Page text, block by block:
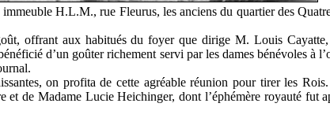
immeuble H.L.M., rue Fleurus, les anciens du quartier des
offrant aux habitués du foyer que dirige M. Louis
d’un goûter richement servi par les dames bénévoles à
on profita de cette agréable réunion pour tirer les
et de Madame Lucie Heichinger, dont l’éphémère royauté fut